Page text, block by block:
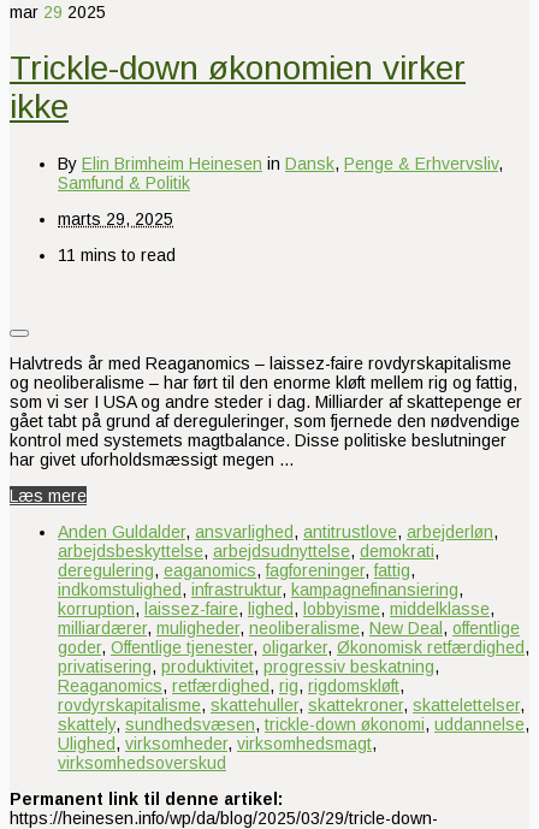
mar 29 2025
Trickle-down økonomien virker
ikke
By Elin Brimheim Heinesen in Dansk, Penge & Erhvervsliv,
Samfund & Politik
marts 29, 2025
11 mins to read
Halvtreds år med Reaganomics – laissez-faire rovdyrskapitalisme
og neoliberalisme – har ført til den enorme kløft mellem rig og fattig,
som vi ser I USA og andre steder i dag. Milliarder af skattepenge er
gået tabt på grund af dereguleringer, som fjernede den nødvendige
kontrol med systemets magtbalance. Disse politiske beslutninger
har givet uforholdsmæssigt megen …
Læs mere
Anden Guldalder, ansvarlighed, antitrustlove, arbejderløn,
arbejdsbeskyttelse, arbejdsudnyttelse, demokrati,
deregulering, eaganomics,fagforeninger,fattig,
indkomstulighed, infrastruktur, kampagnefinansiering,
korruption, laissez-faire, lighed, lobbyisme, middelklasse,
milliardærer, muligheder, neoliberalisme, New Deal , offentlige
goder, Offentlige tjenester, oligarker, Økonomisk retfærdighed,
privatisering, produktivitet, progressiv beskatning,
Reaganomics, retfærdighed, rig, rigdomskløft,
rovdyrskapitalisme, skattehuller, skattekroner, skattelettelser,
skattely, sundhedsvæsen, trickle-down økonomi, uddannelse,
Ulighed, virksomheder, virksomhedsmagt,
virksomhedsoverskud
Permanent link til denne artikel:
https://heinesen.info/wp/da/blog/2025/03/29/tricle-down-